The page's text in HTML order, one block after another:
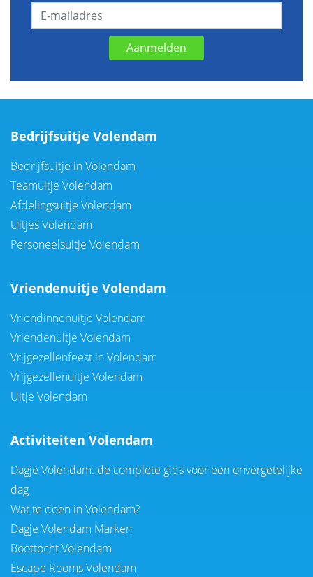
Aanmelden
Bedrijfsuitje Volendam
Bedrijfsuitje in Volendam
Teamuitje Volendam
Afdelingsuitje Volendam
Uitjes Volendam
Personeelsuitje Volendam
Vriendenuitje Volendam
Vriendinnenuitje Volendam
Vriendenuitje Volendam
Vrijgezellenfeest in Volendam
Vrijgezellenuitje Volendam
Uitje Volendam
Activiteiten Volendam
Dagje Volendam: de complete gids voor een onvergetelijke
dag
Wat te doen in Volendam?
Dagje Volendam Marken
Boottocht Volendam
Escape Rooms Volendam